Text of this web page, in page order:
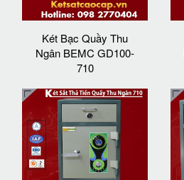
Két Bạc Quầy Thu
Ngân BEMC GD100-
710